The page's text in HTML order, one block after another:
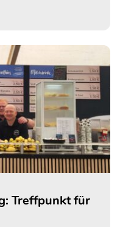
Treffpunkt für